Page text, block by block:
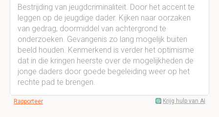
Bestrijding van jeugdcriminaliteit. Door het accent te
leggen op de jeugdige dader. Kijken naar oorzaken
van gedrag, doormiddel van achtergrond te
onderzoeken. Gevangenis zo lang mogelijk buiten
beeld houden. Kenmerkend is verder het optimisme
dat in die kringen heerste over de mogelijkheden de
jonge daders door goede begeleiding weer op het
rechte pad te brengen.
Rapporteer Krijg hulp van AI